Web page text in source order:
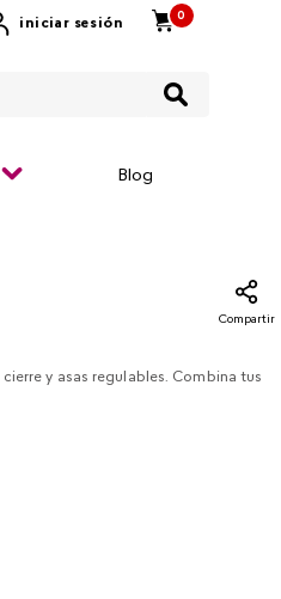
iniciar sesión
0
Blog
Compartir
y asas regulables. Combina tus